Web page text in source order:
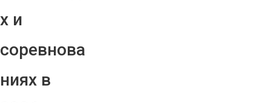
х и
соревнова
ниях в